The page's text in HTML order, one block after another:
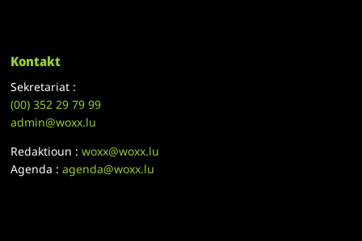
Kontakt
Sekretariat :
(00)352 29 79 99
admin@woxx.lu
Redaktioun :woxx@woxx.lu
Agenda :agenda@woxx.lu